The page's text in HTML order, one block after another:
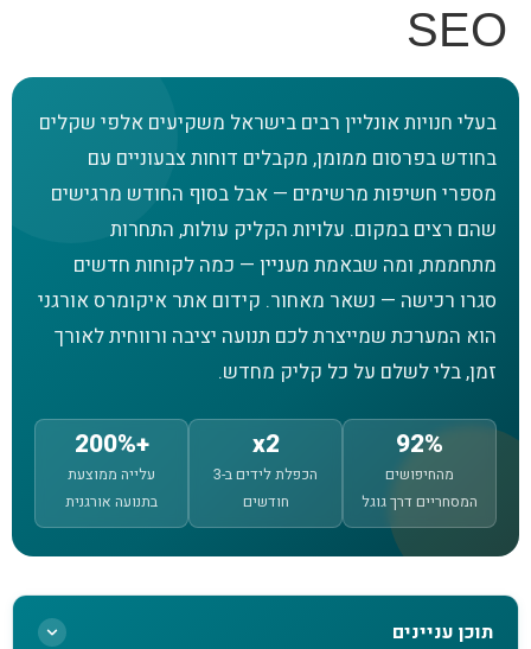
SEO
בעלי חנויות אונליין רבים בישראל משקיעים אלפי שקלים
בחודש בפרסום ממומן, מקבלים דוחות צבעוניים עם
מספרי חשיפות מרשימים — אבל בסוף החודש מרגישים
שהם רצים במקום. עלויות הקליק עולות, התחרות
מתחממת, ומה שבאמת מעניין — כמה לקוחות חדשים
סגרו רכישה — נשאר מאחור. קידום אתר איקומרס אורגני
הוא המערכת שמייצרת לכם תנועה יציבה ורווחית לאורך
זמן, בלי לשלם על כל קליק מחדש.
92%
מהחיפושים
המסחריים דרך גוגל
x2
הכפלת לידים ב-3
חודשים
+200%
עלייה ממוצעת
בתנועה אורגנית
תוכן עניינים